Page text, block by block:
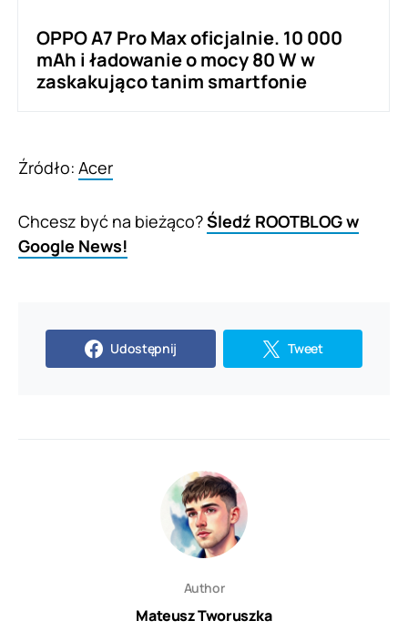
OPPO A7 Pro Max oficjalnie. 10 000
mAh i ładowanie o mocy 80 W w
zaskakująco tanim smartfonie
Źródło: Acer
Chcesz być na bieżąco?Śledź ROOTBLOG w
Google News!
Udostępnij Tweet
Author
Mateusz Tworuszka